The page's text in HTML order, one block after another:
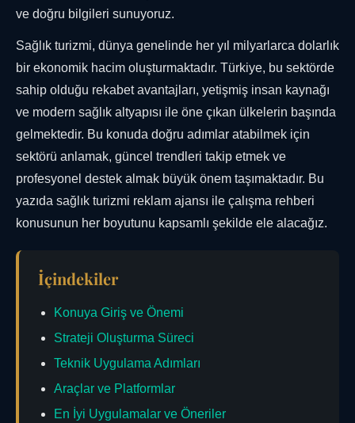
ve doğru bilgileri sunuyoruz.
Sağlık turizmi, dünya genelinde her yıl milyarlarca dolarlık
bir ekonomik hacim oluşturmaktadır. Türkiye, bu sektörde
sahip olduğu rekabet avantajları, yetişmiş insan kaynağı
ve modern sağlık altyapısı ile öne çıkan ülkelerin başında
gelmektedir. Bu konuda doğru adımlar atabilmek için
sektörü anlamak, güncel trendleri takip etmek ve
profesyonel destek almak büyük önem taşımaktadır. Bu
yazıda sağlık turizmi reklam ajansı ile çalışma rehberi
konusunun her boyutunu kapsamlı şekilde ele alacağız.
İçindekiler
Konuya Giriş ve Önemi
Strateji Oluşturma Süreci
Teknik Uygulama Adımları
Araçlar ve Platformlar
En İyi Uygulamalar ve Öneriler